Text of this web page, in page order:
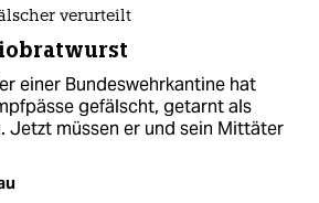
verurteilt
einer Bundeswehrkantine hat
gefälscht, getarnt als
Jetzt müssen er und sein Mittäter